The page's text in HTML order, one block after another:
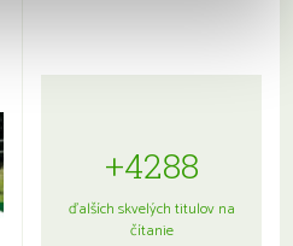
+4288
ďalších skvelých titulov na
čítanie